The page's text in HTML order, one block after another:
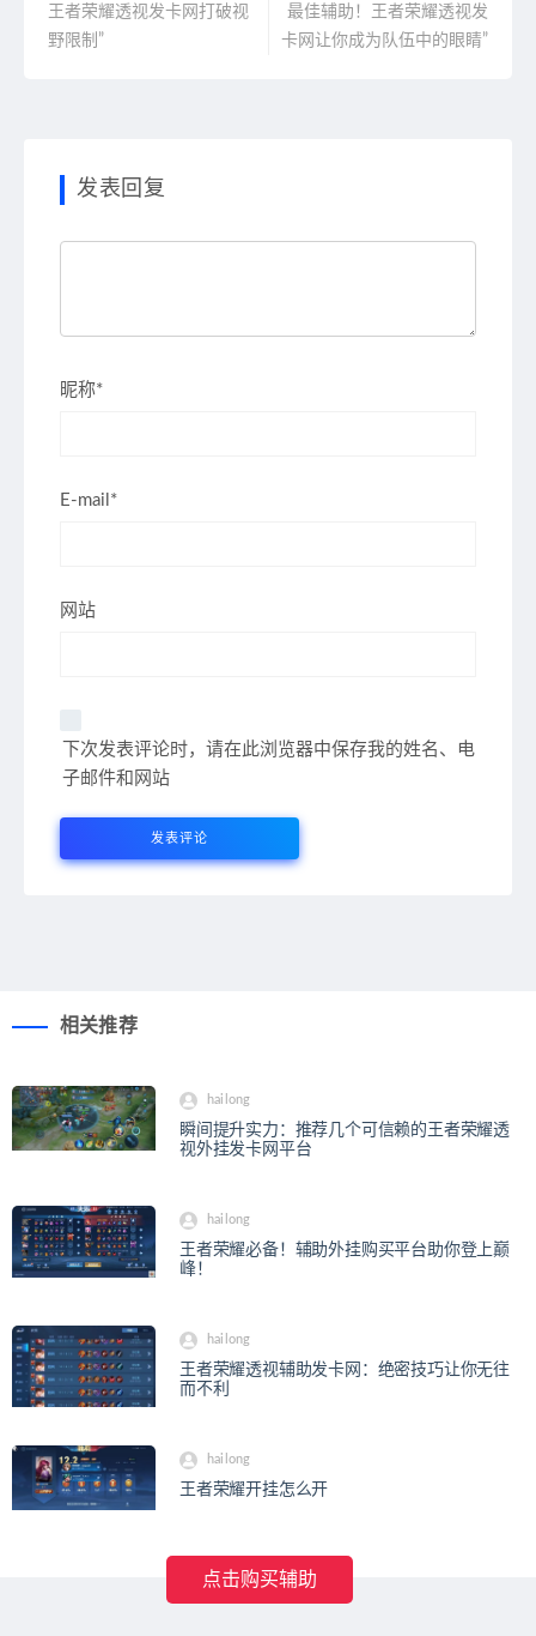
王者荣耀透视发卡网打破视
野限制”
最佳辅助！王者荣耀透视发
卡网让你成为队伍中的眼睛”
发表回复
昵称*
E-mail*
网站
下次发表评论时，请在此浏览器中保存我的姓名、电
子邮件和网站
相关推荐
hailong
瞬间提升实力：推荐几个可信赖的王者荣耀透
视外挂发卡网平台
hailong
王者荣耀必备！辅助外挂购买平台助你登上巅
峰！
hailong
王者荣耀透视辅助发卡网：绝密技巧让你无往
而不利
hailong
王者荣耀开挂怎么开
点击购买辅助